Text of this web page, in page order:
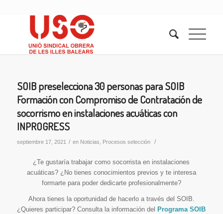
SOIB preselecciona 30 personas para SOIB
Formación con Compromiso de Contratación de
socorrismo en instalaciones acuáticas con
INPROGRESS
septiembre 17, 2021 / en Noticias Procesos selección /
¿Te gustaría trabajar como socorrista en instalaciones
acuáticas? ¿No tienes conocimientos previos y te interesa
formarte para poder dedicarte profesionalmente?
Ahora tienes la oportunidad de hacerlo a través del SOIB.
¿Quieres participar? Consulta la información del Programa SOIB